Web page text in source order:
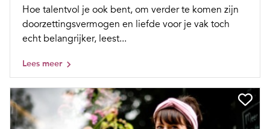
Hoe talentvol je ook bent, om verder te komen zijn
doorzettingsvermogen en liefde voor je vak toch
echt belangrijker, leest...
Lees meer